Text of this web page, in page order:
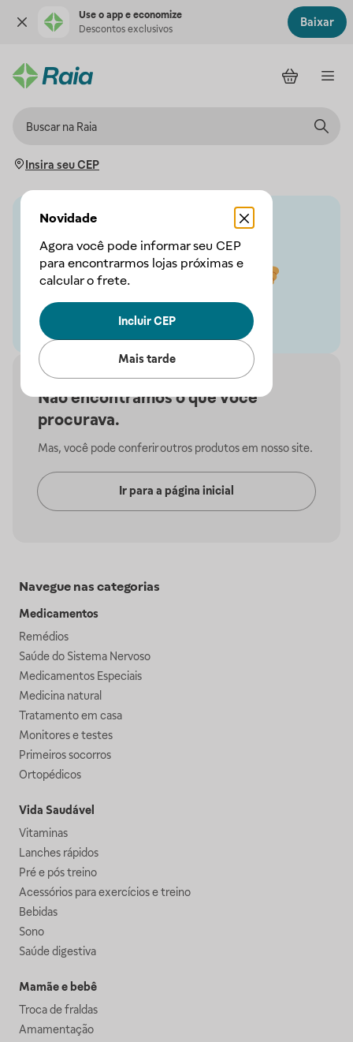
Use o app e economize
Descontos exclusivos
Baixar
Insira seu CEP
Novidade
Agora você pode informar seu CEP
para encontrarmos lojas próximas e
calcular o frete.
Incluir CEP
Mais tarde
Não encontramos o que você
procurava.
Mas, você pode conferir outros produtos em nosso site.
Ir para a página inicial
Navegue nas categorias
Medicamentos
Remédios
Saúde do Sistema Nervoso
Medicamentos Especiais
Medicina natural
Tratamento em casa
Monitores e testes
Primeiros socorros
Ortopédicos
Vida Saudável
Vitaminas
Lanches rápidos
Pré e pós treino
Acessórios para exercícios e treino
Bebidas
Sono
Saúde digestiva
Mamãe e bebê
Troca de fraldas
Amamentação